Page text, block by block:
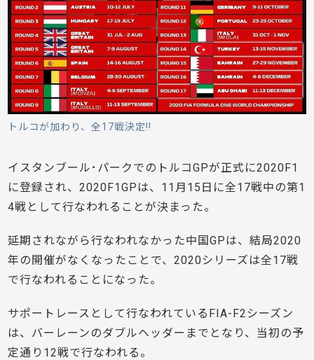
トルコが加わり、全17戦決定!!
イスタンブール･パークでのトルコGPが正式に2020F1
に登録され、2020F1GPは、11月15日に全17戦中の第1
4戦として行なわれることが決まった。
延期されながら行なわれなかった中国GPは、結局2020
年の開催がなくなったことで、2020シリーズは全17戦
で行なわれることになった。
サポートレースとして行なわれているFIA-F2シーズン
は、バーレーンのダブルヘッダーまでとなり、当初の予
定通り12戦で行なわれる。